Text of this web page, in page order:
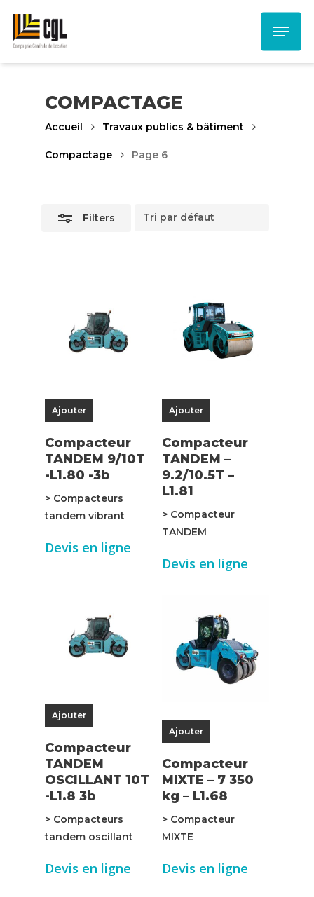
main
content
Menu
COMPACTAGE
Accueil Travaux publics & bâtiment
Compactage Page 6
Filters
Close
Ajouter
Compacteur
TANDEM 9/10T
-L1.80 -3b
> Compacteurs
tandem vibrant
Devis en ligne
Ajouter
Compacteur
TANDEM –
9.2/10.5T –
L1.81
> Compacteur
TANDEM
Devis en ligne
Ajouter
Compacteur
TANDEM
OSCILLANT 10T
-L1.8 3b
> Compacteurs
tandem oscillant
Devis en ligne
Ajouter
Compacteur
MIXTE – 7 350
kg – L1.68
> Compacteur
MIXTE
Devis en ligne